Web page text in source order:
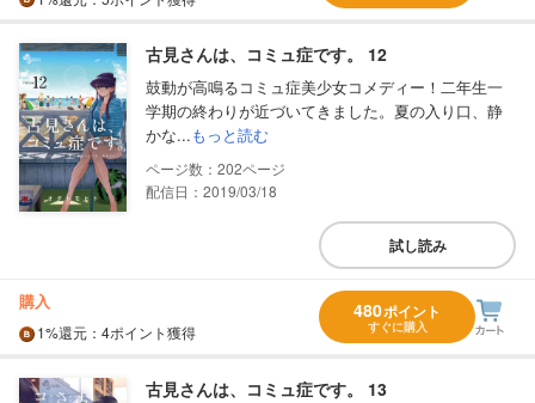
古見さんは、コミュ症です。 12
鼓動が高鳴るコミュ症美少女コメディー！二年生一
学期の終わりが近づいてきました。夏の入り口、静
かな...もっと読む
202
配信日：2019/03/18
試し読み
購入
1%還元 ：4ポイント獲得
480ポイント
すぐに購入
古見さんは、コミュ症です。 13